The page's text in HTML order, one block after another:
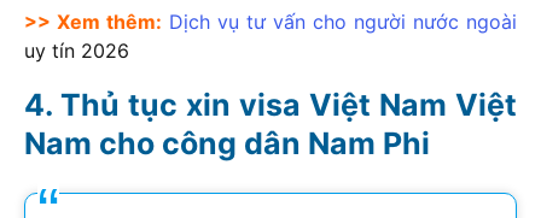
>> Xem thêm: Dịch vụ tư vấn cho người nước ngoài
uy tín 2026
Thủ tục xin visa Việt Nam Việt
Nam cho công dân Nam Phi